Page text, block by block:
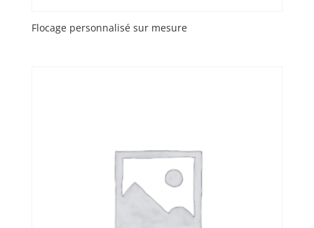
Flocage personnalisé sur mesure